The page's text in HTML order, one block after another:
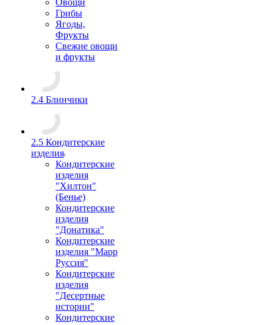
Овощи
Грибы
Ягоды,
Фрукты
Свежие овощи
и фрукты
2.4 Блинчики
2.5 Кондитерские
изделия
Кондитерские
изделия
"Хилтон"
(Бенье)
Кондитерские
изделия
"Донатика"
Кондитерские
изделия "Марр
Руссия"
Кондитерские
изделия
"Десертные
истории"
Кондитерские